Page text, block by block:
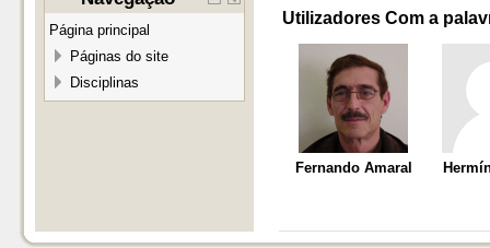
Utilizadores Com a
Fernando Amaral
Página principal
Páginas do site
Disciplinas